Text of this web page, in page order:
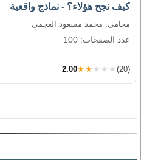
كيف نجح هؤلاء؟ - نماذج واقعية
محامى. محمد مسعود العجمى
عدد الصفحات: 100
2.00★★★★★ (20)